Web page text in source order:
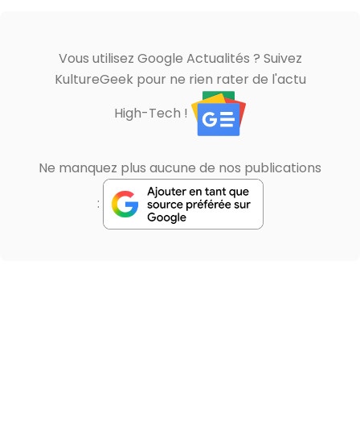
Vous utilisez Google Actualités ? Suivez
KultureGeek pour ne rien rater de l'actu
High-Tech !
Ne manquez plus aucune de nos publications
: